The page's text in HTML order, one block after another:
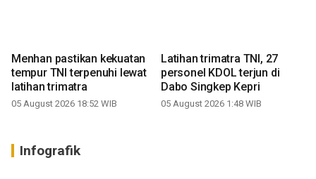
Menhan pastikan kekuatan
tempur TNI terpenuhi lewat
latihan trimatra
05 August 2026 18:52 WIB
Latihan trimatra TNI, 27
personel KDOL terjun di
Dabo Singkep Kepri
05 August 2026 1:48 WIB
Infografik